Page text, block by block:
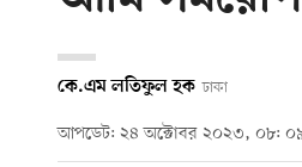
কে.এম লতিফুল হক ঢাকা
আপডেট: ২৪ অক্টোবর ২০২৩, ০৮: